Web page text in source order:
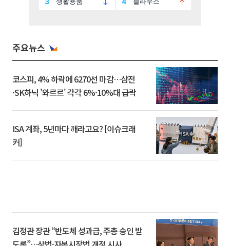
주요뉴스
코스피, 4% 하락에 6270선 마감…삼전
·SK하닉 '와르르' 각각 6%·10%대 급락
ISA 계좌, 5년마다 깨라고요? [이슈크래
커]
김정관 장관 “반도체 성과급, 주총 승인 받